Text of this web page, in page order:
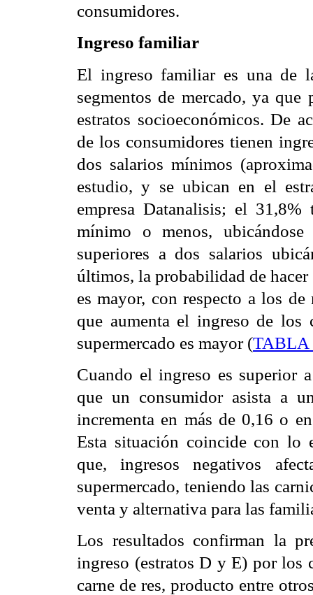
consumidores.
Ingreso familiar
El ingreso familiar es una de
segmentos de mercado, ya
estratos socioeconómicos. De
de los consumidores tienen
dos salarios mínimos
estudio, y se ubican en el
empresa Datanalisis; el
mínimo o menos,
superiores a dos salarios
últimos, la probabilidad de hacer
es mayor, con respecto a los
que aumenta el ingreso de
supermercado es mayor (
Cuando el ingreso es superior
que un consumidor asista a
incrementa en más de 0,16 o
Esta situación coincide con lo
que, ingresos negativos
supermercado, teniendo las
venta y alternativa para las
Los resultados confirman la
ingreso (estratos D y E) por los
carne de res, producto entre